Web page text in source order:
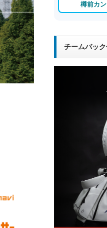
樽前カ
チームバッ